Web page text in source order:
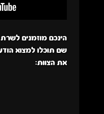
הינכם מוזמנים
שם תוכלו למצוא
את הצוות: